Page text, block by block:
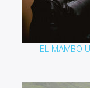
EL MAMBO